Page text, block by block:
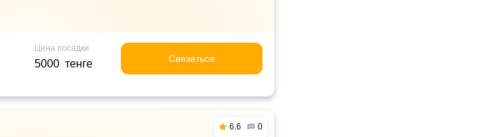
Цена посадки
5000 тенге Связаться
6.6 0